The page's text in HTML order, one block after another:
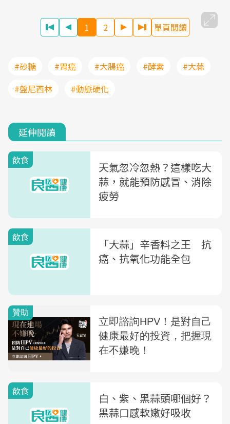
1 2 單頁閱讀
#砂糖 #胃癌 #大腸癌 #酵素
#大蒜
#盤尼西林
#動脈硬化
延伸閱讀
飲食
天氣忽冷忽熱？這樣吃大
蒜，就能預防感冒、消除
疲勞
飲食
「大蒜」辛香料之王 抗
癌、抗氧化功能全包
飲食
白、紫、黑蒜頭哪個好？
黑蒜口感軟嫩好吸收